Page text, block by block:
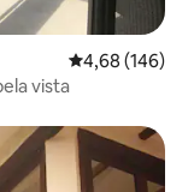
4,68 de uma
4,68 (146)
vista